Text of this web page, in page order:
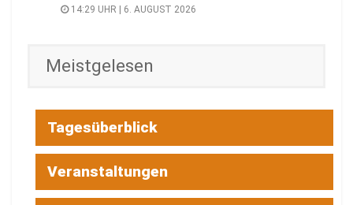
14:29 UHR | 6. AUGUST 2026
Meistgelesen
Tagesüberblick
Veranstaltungen